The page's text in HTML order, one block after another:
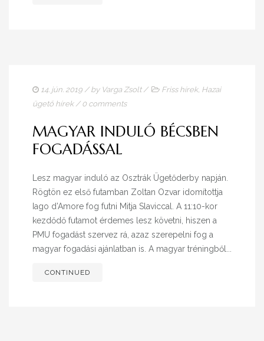
14. jún. 2019 / by Varga Zsolt/ Friss hírek, Hazai
ügető hírek/ 0 comments
MAGYAR INDULÓ BÉCSBEN
FOGADÁSSAL
Lesz magyar induló az Osztrák Ügetőderby napján.
Rögtön ez első futamban Zoltan Ozvar idomítottja
Iago d’Amore fog futni Mitja Slaviccal. A 11:10-kor
kezdődő futamot érdemes lesz követni, hiszen a
PMU fogadást szervez rá, azaz szerepelni fog a
magyar fogadási ajánlatban is. A magyar tréningből...
CONTINUED